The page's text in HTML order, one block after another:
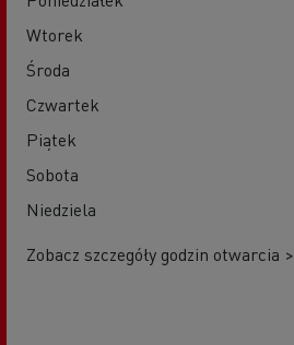
Wtorek
Środa
Czwartek
Piątek
Sobota
Niedziela
Zobacz szczegóły godzin otwarcia >